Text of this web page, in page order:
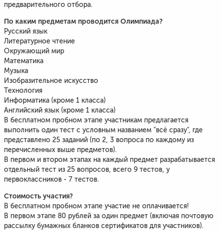
предварительного отбора.
По каким предметам проводится Олимпиада?
Русский язык
Литературное чтение
Окружающий мир
Математика
Музыка
Изобразительное искусство
Технология
Информатика (кроме 1 класса)
Английский язык (кроме 1 класса)
В бесплатном пробном этапе участникам предлагается
выполнить один тест с условным названием "всё сразу", где
представлено 25 заданий (по 2, 3 вопроса по каждому из
перечисленных выше предметов).
В первом и втором этапах на каждый предмет разрабатывается
отдельный тест из 25 вопросов, всего 9 тестов, у
первоклассников - 7 тестов.
Стоимость участия?
В бесплатном пробном этапе участие не оплачивается!
В первом этапе 80 рублей за один предмет (включая почтовую
рассылку бумажных бланков сертификатов для участников).